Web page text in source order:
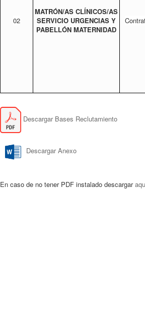
02
MATRÓN/AS CLÍNICOS/AS
SERVICIO URGENCIAS Y
PABELLÓN MATERNIDAD
Descargar Bases Reclutamiento
Descargar Anexo
En caso de no tener PDF instalado descargar